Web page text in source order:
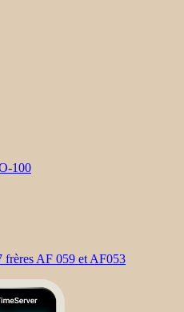
100
frères AF 059 et AF053